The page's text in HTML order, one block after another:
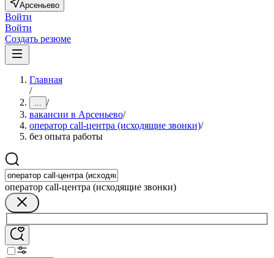
Арсеньево
Войти
Войти
Создать резюме
Главная
/
... /
вакансии в Арсеньево/
оператор call-центра (исходящие звонки)/
без опыта работы
оператор call-центра (исходящие звонки)